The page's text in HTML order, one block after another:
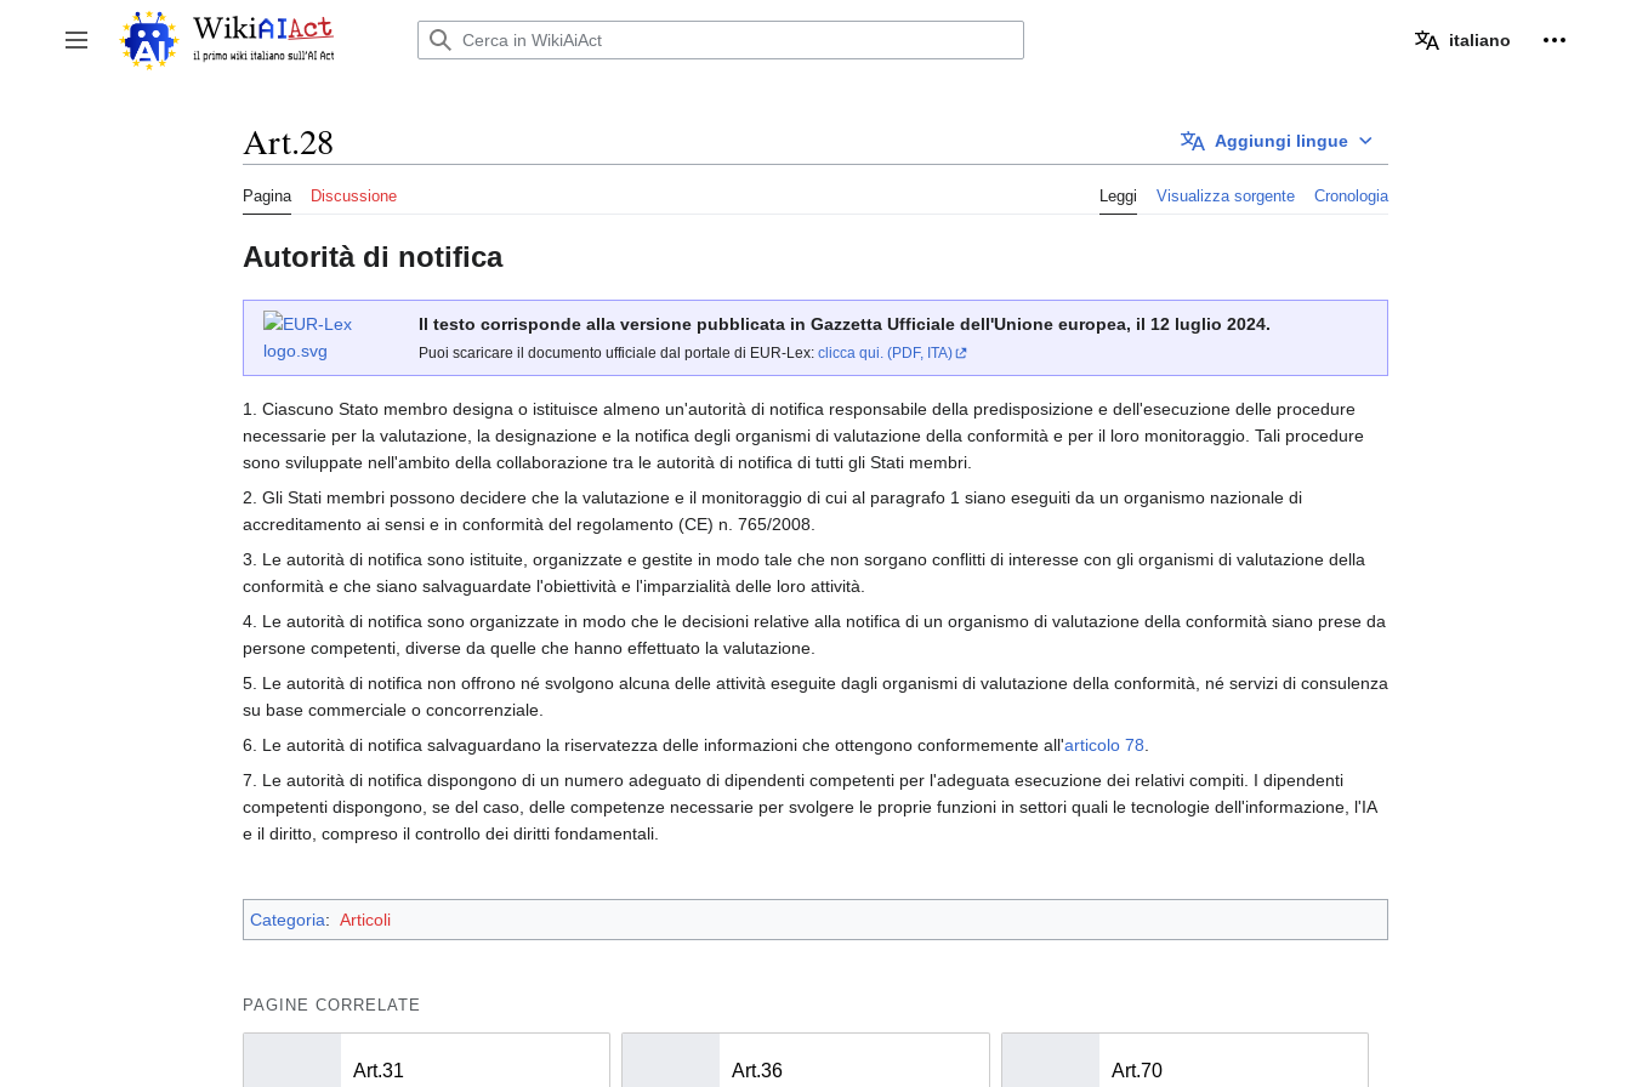
contenuto
Attiva/disattiva la barra laterale italiano
Aggiungi lingue
Art.28
Pagina Discussione Leggi Visualizza sorgente Cronologia
Autorità di notifica
Il testo corrisponde alla versione pubblicata in Gazzetta Ufficiale dell'Unione europea, il 12 luglio 2024.
Puoi scaricare il documento ufficiale dal portale di EUR-Lex: clicca qui. (PDF, ITA)
1. Ciascuno Stato membro designa o istituisce almeno un'autorità di notifica responsabile della predisposizione e dell'esecuzione delle procedure
necessarie per la valutazione, la designazione e la notifica degli organismi di valutazione della conformità e per il loro monitoraggio. Tali procedure
sono sviluppate nell'ambito della collaborazione tra le autorità di notifica di tutti gli Stati membri.
2. Gli Stati membri possono decidere che la valutazione e il monitoraggio di cui al paragrafo 1 siano eseguiti da un organismo nazionale di
accreditamento ai sensi e in conformità del regolamento (CE) n. 765/2008.
3. Le autorità di notifica sono istituite, organizzate e gestite in modo tale che non sorgano conflitti di interesse con gli organismi di valutazione della
conformità e che siano salvaguardate l'obiettività e l'imparzialità delle loro attività.
4. Le autorità di notifica sono organizzate in modo che le decisioni relative alla notifica di un organismo di valutazione della conformità siano prese da
persone competenti, diverse da quelle che hanno effettuato la valutazione.
5. Le autorità di notifica non offrono né svolgono alcuna delle attività eseguite dagli organismi di valutazione della conformità, né servizi di consulenza
su base commerciale o concorrenziale.
6. Le autorità di notifica salvaguardano la riservatezza delle informazioni che ottengono conformemente all'articolo 78
7. Le autorità di notifica dispongono di un numero adeguato di dipendenti competenti per l'adeguata esecuzione dei relativi compiti. I dipendenti
competenti dispongono, se del caso, delle competenze necessarie per svolgere le proprie funzioni in settori quali le tecnologie dell'informazione, l'IA
e il diritto, compreso il controllo dei diritti fondamentali.
Categoria: Articoli
PAGINE CORRELATE
Art.31 Art.36 Art.70